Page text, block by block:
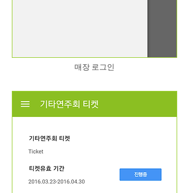
매장 로그인